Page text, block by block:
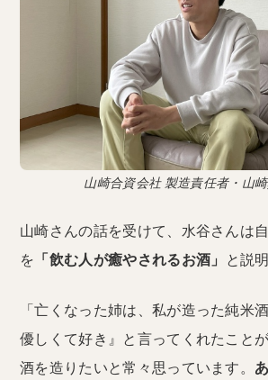
山崎合資会社 製造責任者・山
山崎さんの話を受けて、水谷さんは
を 「飲む人が癒やされるお酒」 と説
「亡くなった姉は、私が造った純米
優しくて好き』と言ってくれたこと
酒を造りたいと常々思っています。